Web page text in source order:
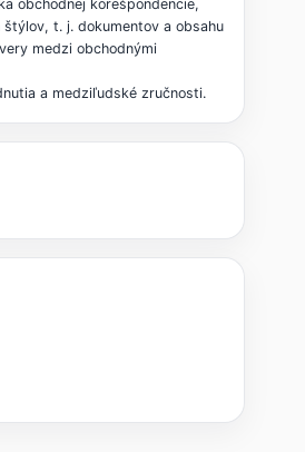
obchodnej korešpondencie,
t. j. dokumentov a obsahu
medzi obchodnými
a medziľudské zručnosti.